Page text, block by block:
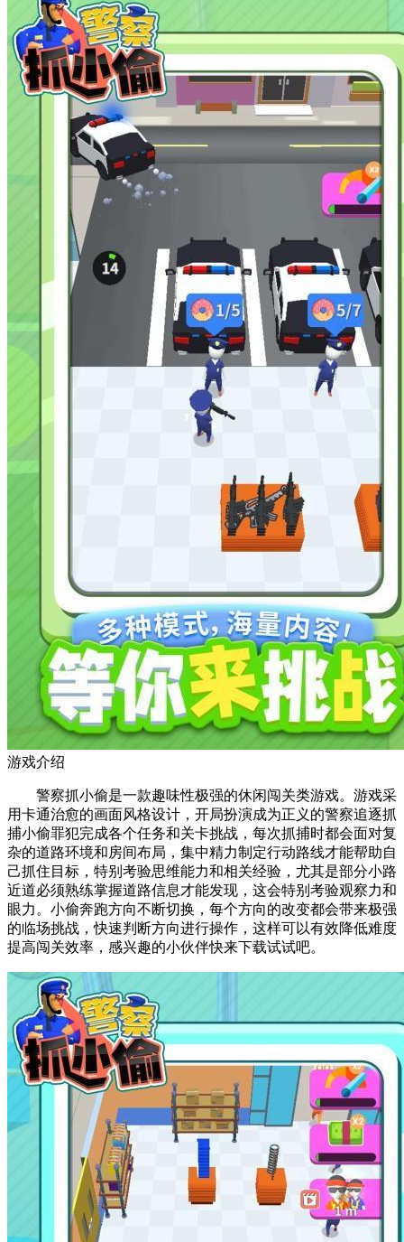
游戏介绍
警察抓小偷是一款趣味性极强的休闲闯关类游戏。游戏采
用卡通治愈的画面风格设计，开局扮演成为正义的警察追逐抓
捕小偷罪犯完成各个任务和关卡挑战，每次抓捕时都会面对复
杂的道路环境和房间布局，集中精力制定行动路线才能帮助自
己抓住目标，特别考验思维能力和相关经验，尤其是部分小路
近道必须熟练掌握道路信息才能发现，这会特别考验观察力和
眼力。小偷奔跑方向不断切换，每个方向的改变都会带来极强
的临场挑战，快速判断方向进行操作，这样可以有效降低难度
提高闯关效率，感兴趣的小伙伴快来下载试试吧。